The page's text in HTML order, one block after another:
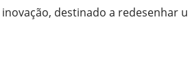
destinado a